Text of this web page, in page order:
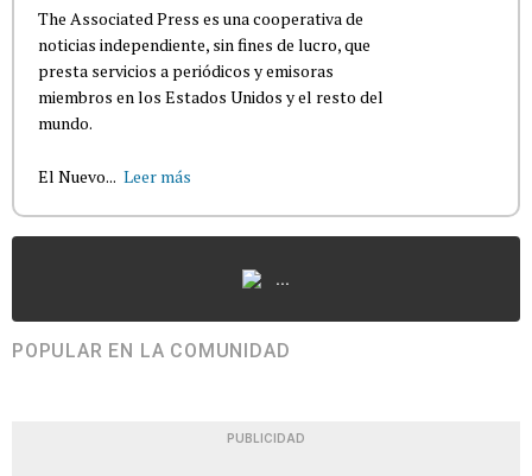
The Associated Press es una cooperativa de
noticias independiente, sin fines de lucro, que
presta servicios a periódicos y emisoras
miembros en los Estados Unidos y el resto del
mundo.
El Nuevo... Leer más
...
POPULAR EN LA COMUNIDAD
PUBLICIDAD